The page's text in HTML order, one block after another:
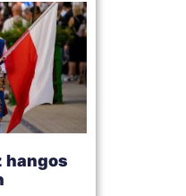
hangos